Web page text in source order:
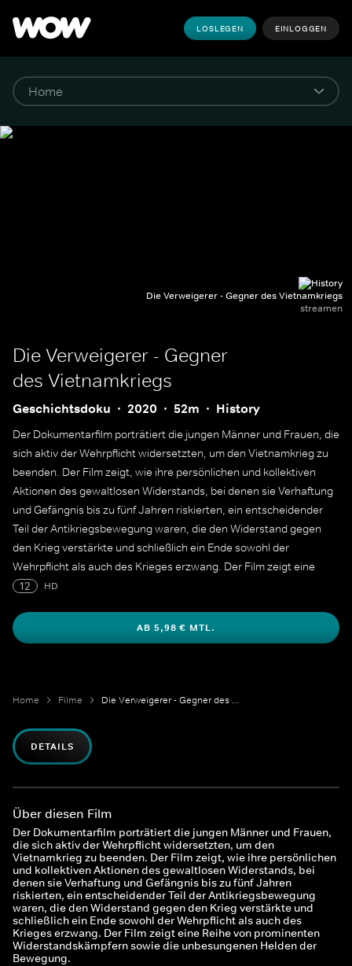
LOSLEGEN EINLOGGEN
Die Verweigerer - Gegner des Vietnamkriegs
streamen
Die Verweigerer - Gegner
des Vietnamkriegs
Geschichtsdoku 2020 52m History
Der Dokumentarfilm porträtiert die jungen Männer und Frauen, die
sich aktiv der Wehrpflicht widersetzten, um den Vietnamkrieg zu
beenden. Der Film zeigt, wie ihre persönlichen und kollektiven
Aktionen des gewaltlosen Widerstands, bei denen sie Verhaftung
und Gefängnis bis zu fünf Jahren riskierten, ein entscheidender
Teil der Antikriegsbewegung waren, die den Widerstand gegen
den Krieg verstärkte und schließlich ein Ende sowohl der
Wehrpflicht als auch des Krieges erzwang. Der Film zeigt eine
Reihe von prominenten Widerstandskämpfern sowie die
12 HD
AB 5,98 € MTL.
Home Filme Die Verweigerer - Gegner des Vietnamkriegs
DETAILS
Über diesen Film
Der Dokumentarfilm porträtiert die jungen Männer und Frauen,
die sich aktiv der Wehrpflicht widersetzten, um den
Vietnamkrieg zu beenden. Der Film zeigt, wie ihre persönlichen
und kollektiven Aktionen des gewaltlosen Widerstands, bei
denen sie Verhaftung und Gefängnis bis zu fünf Jahren
riskierten, ein entscheidender Teil der Antikriegsbewegung
waren, die den Widerstand gegen den Krieg verstärkte und
schließlich ein Ende sowohl der Wehrpflicht als auch des
Krieges erzwang. Der Film zeigt eine Reihe von prominenten
Widerstandskämpfern sowie die unbesungenen Helden der
Bewegung.